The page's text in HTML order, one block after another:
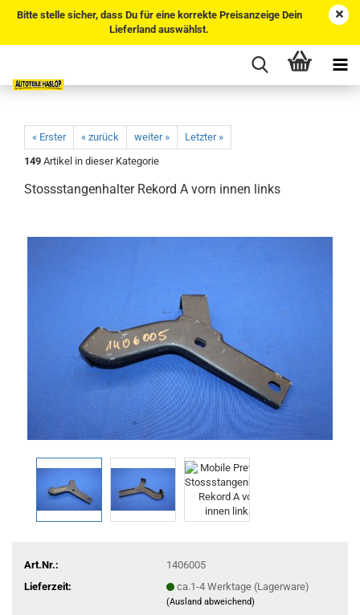
Bitte stelle sicher, dass Du für eine korrekte Preisanzeige Dein
Lieferland auswählst.
« Erster « zurück weiter »
Letzter »
149 Artikel in dieser Kategorie
Stossstangenhalter Rekord A vorn innen links
Art.Nr.:
1406005
Lieferzeit:
ca.1-4 Werktage (Lagerware)
(Ausland abweichend)